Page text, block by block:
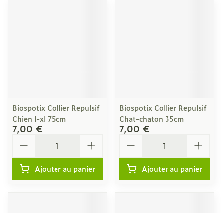
Biospotix Collier Repulsif
Chien l-xl 75cm
7,00 €
Ajouter au panier
Biospotix Collier Repulsif
Chat-chaton 35cm
7,00 €
Ajouter au panier